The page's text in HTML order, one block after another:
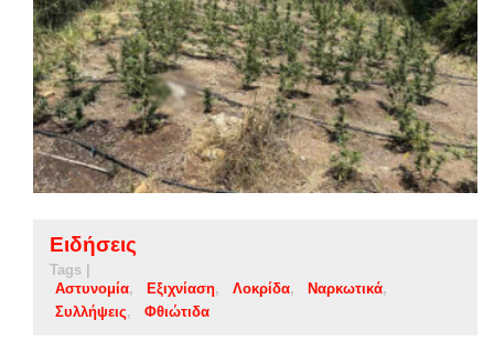
Ειδήσεις
Tags |
Αστυνομία
Εξιχνίαση Λοκρίδα
Ναρκωτικά
Συλλήψεις
Φθιώτιδα